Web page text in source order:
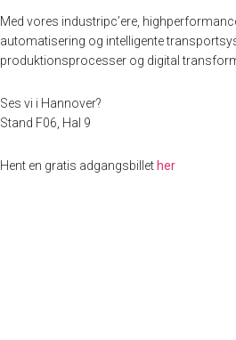
Med vores industripc’ere,
automatisering og intelligente
produktionsprocesser og digital
Ses vi i Hannover?
Stand F06, Hal 9
Hent en gratis adgangsbillet her